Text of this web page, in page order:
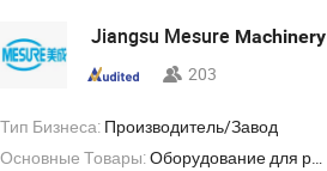
Jiangsu Mesure Machinery
203
Тип Бизнеса: Производитель/Завод
Основные Товары:Оборудование для розлива , машина для напитков , линия розлива сока и газированных напитков , система очистки воды , машина для выдува